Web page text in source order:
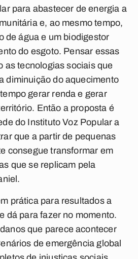
para abastecer de energia a
e, ao mesmo tempo,
de água e um biodigestor
do esgoto. Pensar essas
as tecnologias sociais que
diminuição do aquecimento
gerar renda e gerar
Então a proposta é
do Instituto Voz Popular a
que a partir de pequenas
consegue transformar em
que se replicam pela
prática para resultados a
dá para fazer no momento.
que parece acontecer
de emergência global